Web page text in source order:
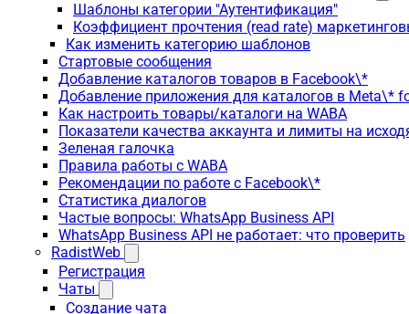
Шаблоны категории "Аутентификация"
Коэффициент прочтения (read rate)
Как изменить категорию шаблонов
Стартовые сообщения
Добавление каталогов товаров в Facebook\*
Добавление приложения для каталогов в Meta\*
Как настроить товары/каталоги на WABA
Показатели качества аккаунта и лимиты на
Зеленая галочка
Правила работы с WABA
Рекомендации по работе с Facebook\*
Статистика диалогов
Частые вопросы: WhatsApp Business API
WhatsApp Business API не работает: что проверить
RadistWeb
Регистрация
Чаты
Создание чата